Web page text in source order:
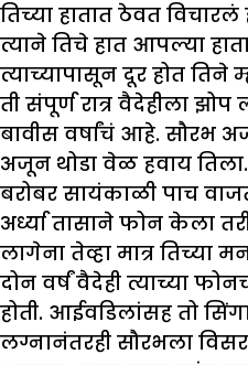
तिच्या हातात ठेवत विचारलं
त्याने तिचे हात आपल्या
त्याच्यापासून दूर होत तिने
ती संपूर्ण रात्र वैदेहीला
बावीस वर्षांचं आहे. सौरभ
अजून थोडा वेळ हवाय
बरोबर सायंकाळी पाच
अर्ध्या तासाने फोन केला
लागेना तेव्हा मात्र
दोन वर्षं वैदेही त्याच्या
होती. आईवडिलांसह तो
लग्नानंतरही सौरभला